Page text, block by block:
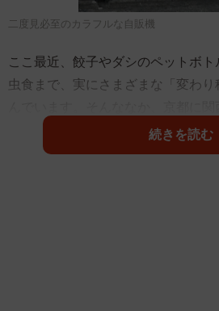
二度見必至のカラフルな自販機
ここ最近、餃子やダシのペットボ
虫食まで、実にさまざまな「変わ
肉の自販機」が登場しました。
続きを読む